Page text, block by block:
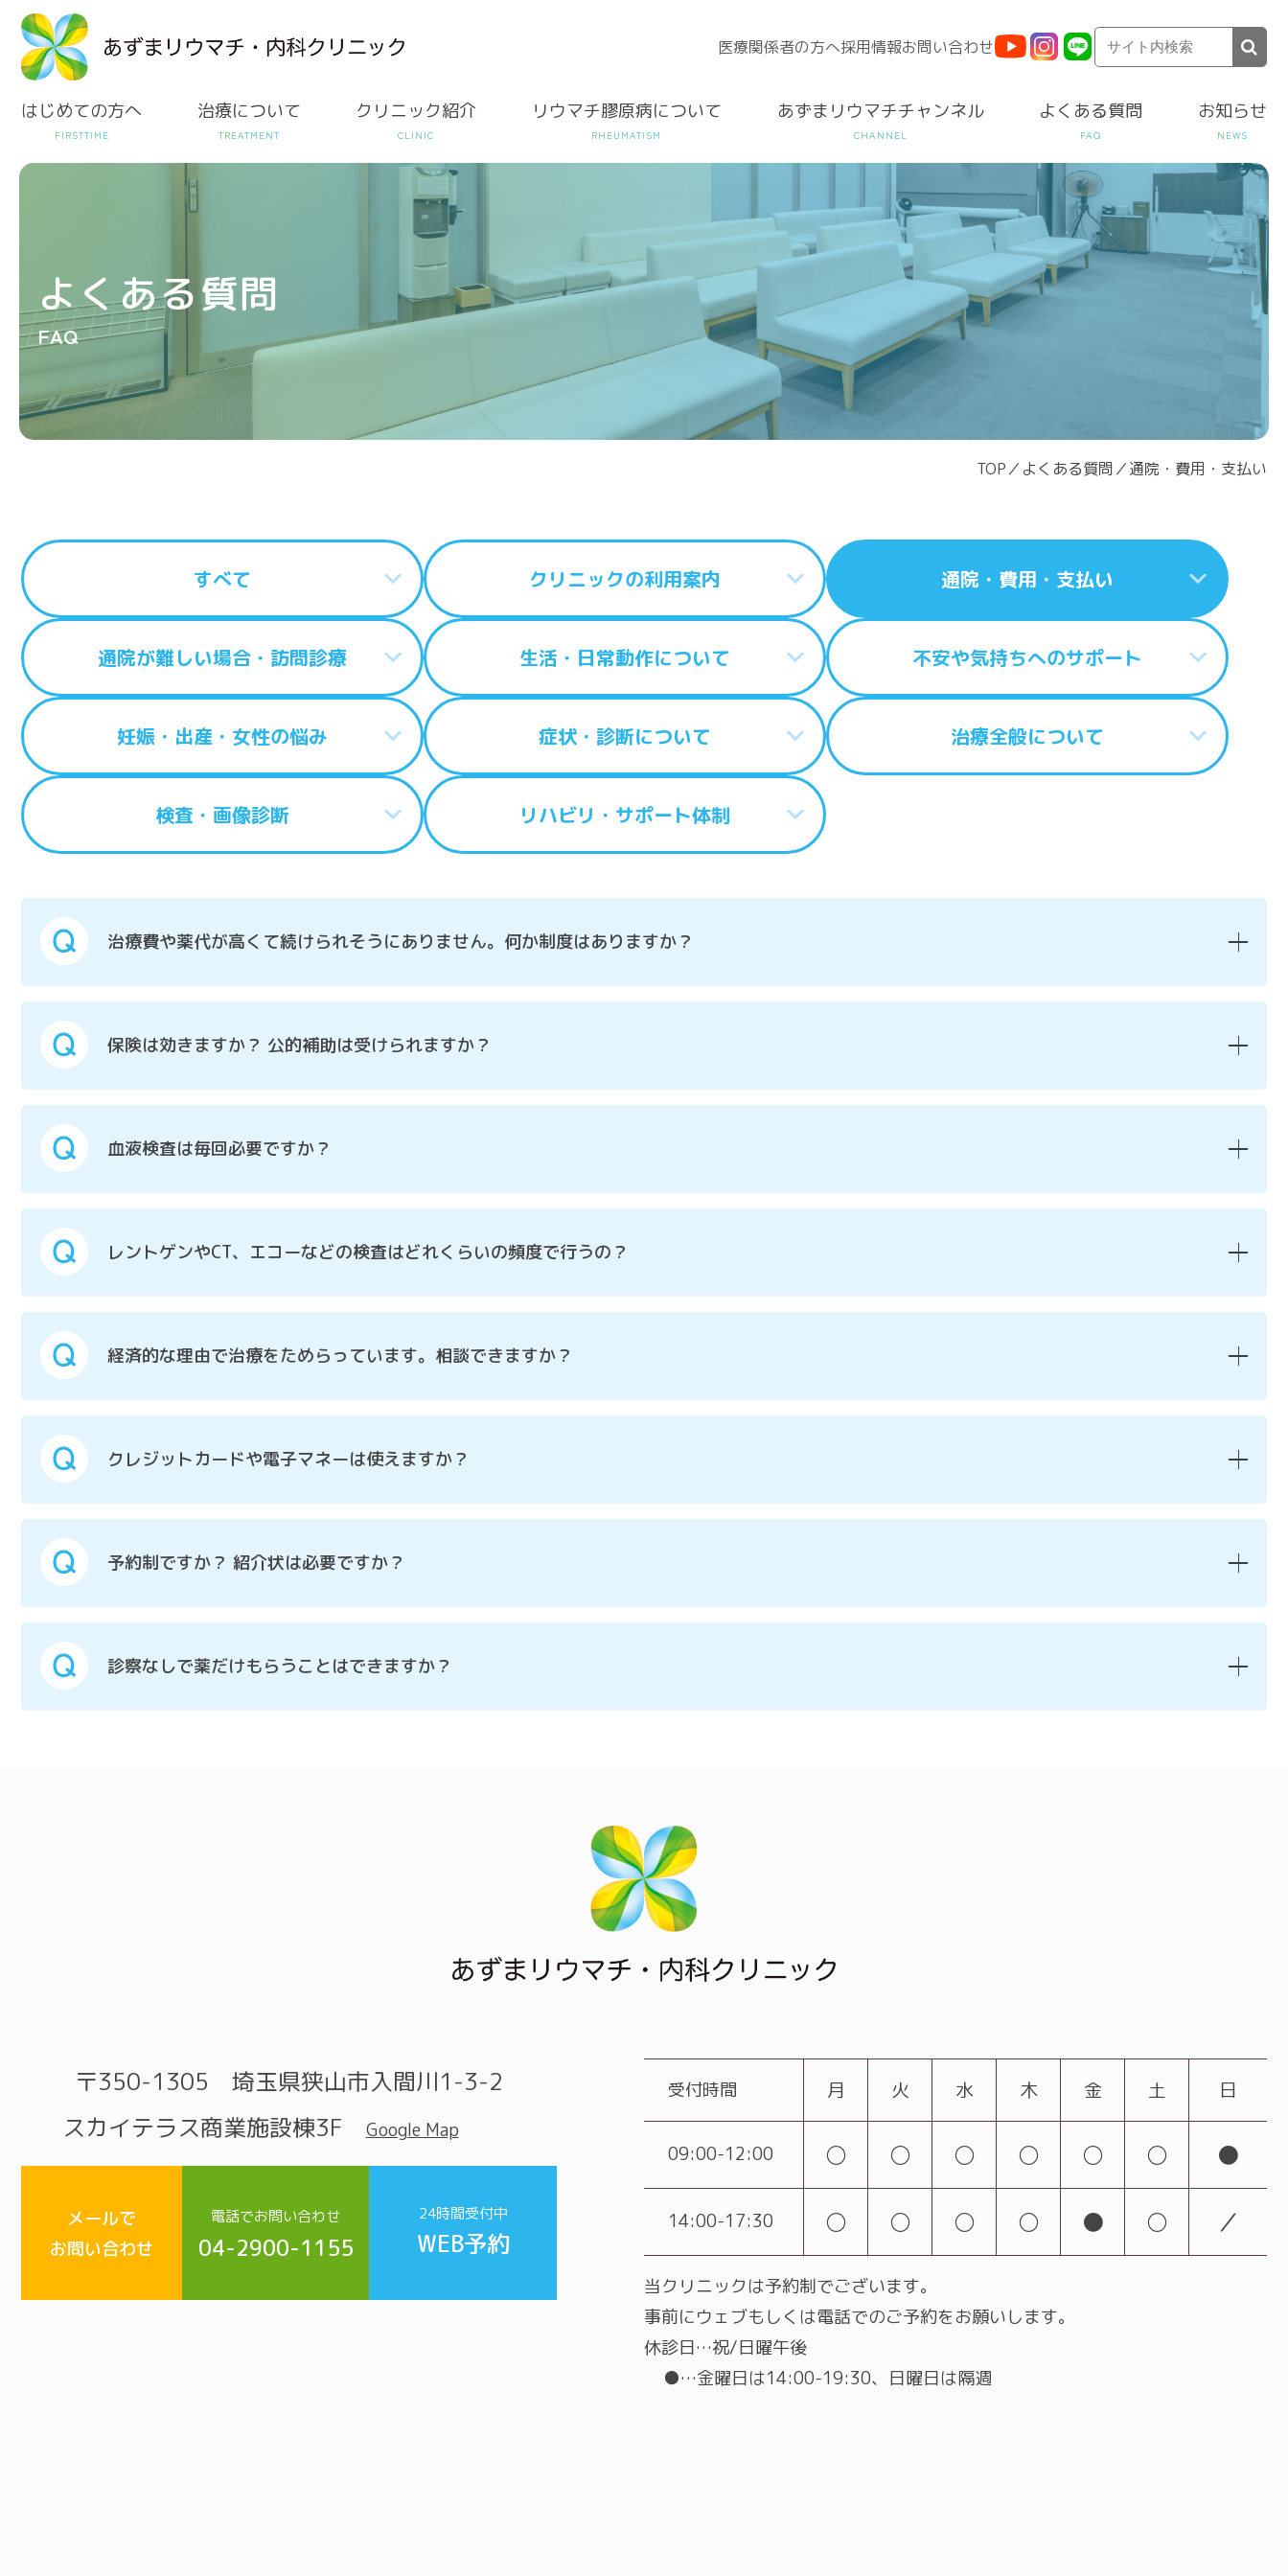
医療関係者の方へ採用情報お問い合わせ
はじめての方へ 治療について クリニック紹介 リウマチ膠原病について あずまリウマチチャンネル よくある質問 お知らせ
よくある質問
FAQ
TOP／ よくある質問／通院・費用・支払い
すべて クリニックの利用案内 通院・費用・支払い
通院が難しい場合・訪問診療 生活・日常動作について 不安や気持ちへのサポート
妊娠・出産・女性の悩み 症状・診断について 治療全般について
検査・画像診断 リハビリ・サポート体制
治療費や薬代が高くて続けられそうにありません。何か制度はありますか？
保険は効きますか？ 公的補助は受けられますか？
血液検査は毎回必要ですか？
レントゲンやCT、エコーなどの検査はどれくらいの頻度で行うの？
経済的な理由で治療をためらっています。相談できますか？
クレジットカードや電子マネーは使えますか？
予約制ですか？ 紹介状は必要ですか？
診察なしで薬だけもらうことはできますか？
〒350-1305 埼玉県狭山市入間川1-3-2
スカイテラス商業施設棟3F
Google Map
メールで
お問い合わせ
電話でお問い合わせ
04-2900-1155
24時間受付中
WEB予約
受付時間 月 火 水 木 金 土 日
09:00-12:00 ○ ○ ○ ○ ○ ○ ●
14:00-17:30 ○ ○ ○ ○ ● ○ ／
当クリニックは予約制でございます。
事前にウェブもしくは電話でのご予約をお願いします。
休診日…祝/日曜午後
●…金曜日は14:00-19:30、日曜日は隔週
CONTACT